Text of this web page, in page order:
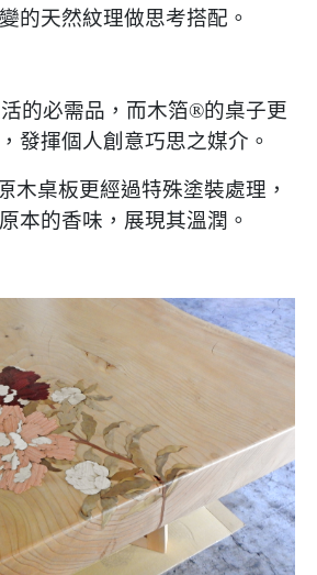
的天然紋理做思考搭配。
的必需品，而木箔®的桌子更
發揮個人創意巧思之媒介。
木桌板更經過特殊塗裝處理，
本的香味，展現其溫潤。